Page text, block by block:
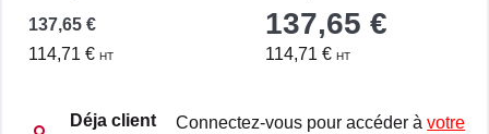
137,65 €
114,71 € HT
137,65 €
114,71 € HT
Déja client
Connectez-vous pour accéder àvotre